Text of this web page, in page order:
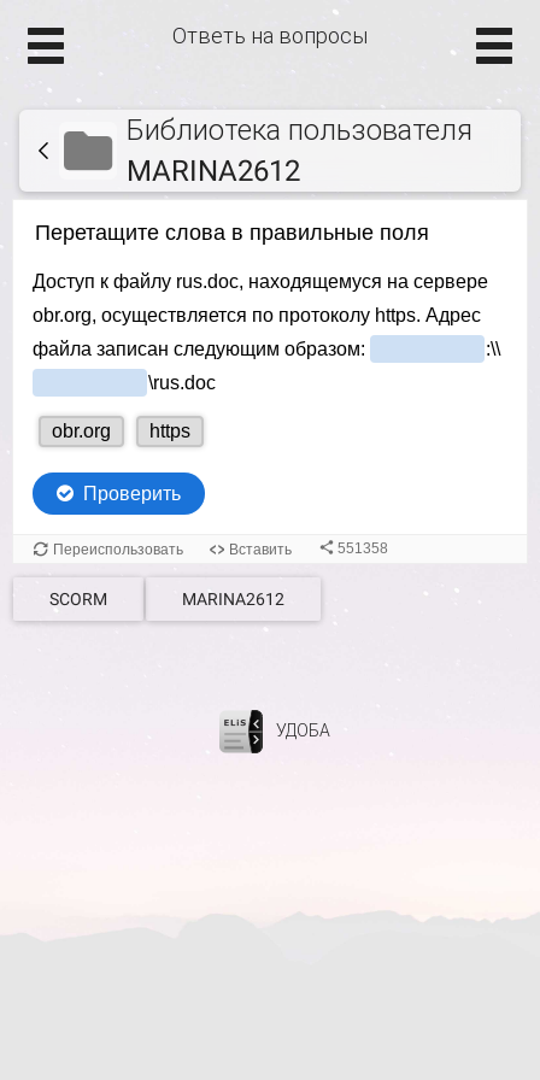
Ответь на вопросы
Библиотека пользователя
MARINA2612
SCORM MARINA2612
УДОБА